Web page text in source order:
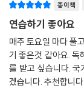
종이책
연습하기 좋아요
매주 토요일 마다 풀
기 좋은것 같아요. 독
를 받고 싶습니다.
겠습니다. 추천합니다